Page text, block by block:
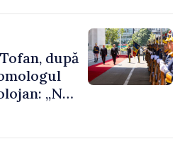
după
„Ne